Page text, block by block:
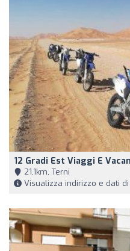
12 Gradi Est Viaggi E
21,1km, Terni
Visualizza indirizzo e dati